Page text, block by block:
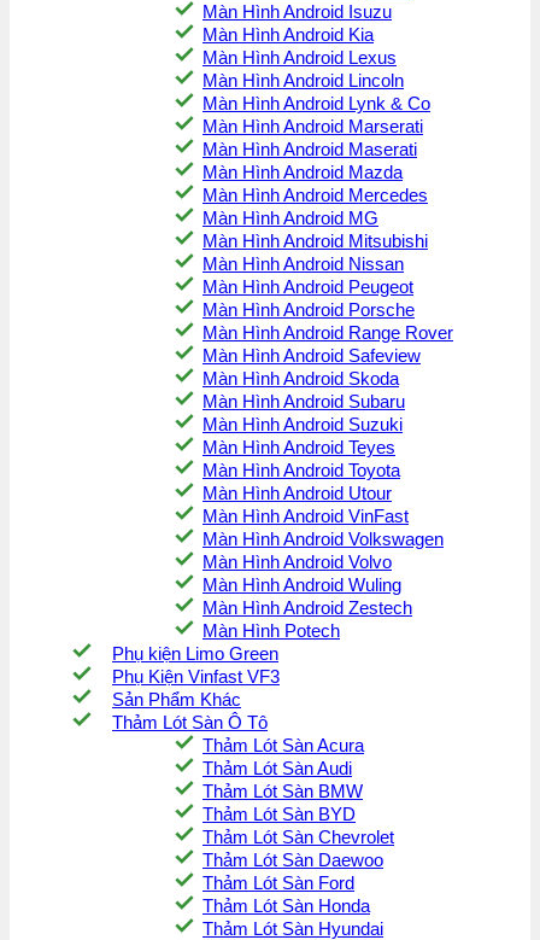
Màn Hình Android Isuzu
Màn Hình Android Kia
Màn Hình Android Lexus
Màn Hình Android Lincoln
Màn Hình Android Lynk & Co
Màn Hình Android Marserati
Màn Hình Android Maserati
Màn Hình Android Mazda
Màn Hình Android Mercedes
Màn Hình Android MG
Màn Hình Android Mitsubishi
Màn Hình Android Nissan
Màn Hình Android Peugeot
Màn Hình Android Porsche
Màn Hình Android Range Rover
Màn Hình Android Safeview
Màn Hình Android Skoda
Màn Hình Android Subaru
Màn Hình Android Suzuki
Màn Hình Android Teyes
Màn Hình Android Toyota
Màn Hình Android Utour
Màn Hình Android VinFast
Màn Hình Android Volkswagen
Màn Hình Android Volvo
Màn Hình Android Wuling
Màn Hình Android Zestech
Màn Hình Potech
Phụ kiện Limo Green
Phụ Kiện Vinfast VF3
Sản Phẩm Khác
Thảm Lót Sàn Ô Tô
Thảm Lót Sàn Acura
Thảm Lót Sàn Audi
Thảm Lót Sàn BMW
Thảm Lót Sàn BYD
Thảm Lót Sàn Chevrolet
Thảm Lót Sàn Daewoo
Thảm Lót Sàn Ford
Thảm Lót Sàn Honda
Thảm Lót Sàn Hyundai